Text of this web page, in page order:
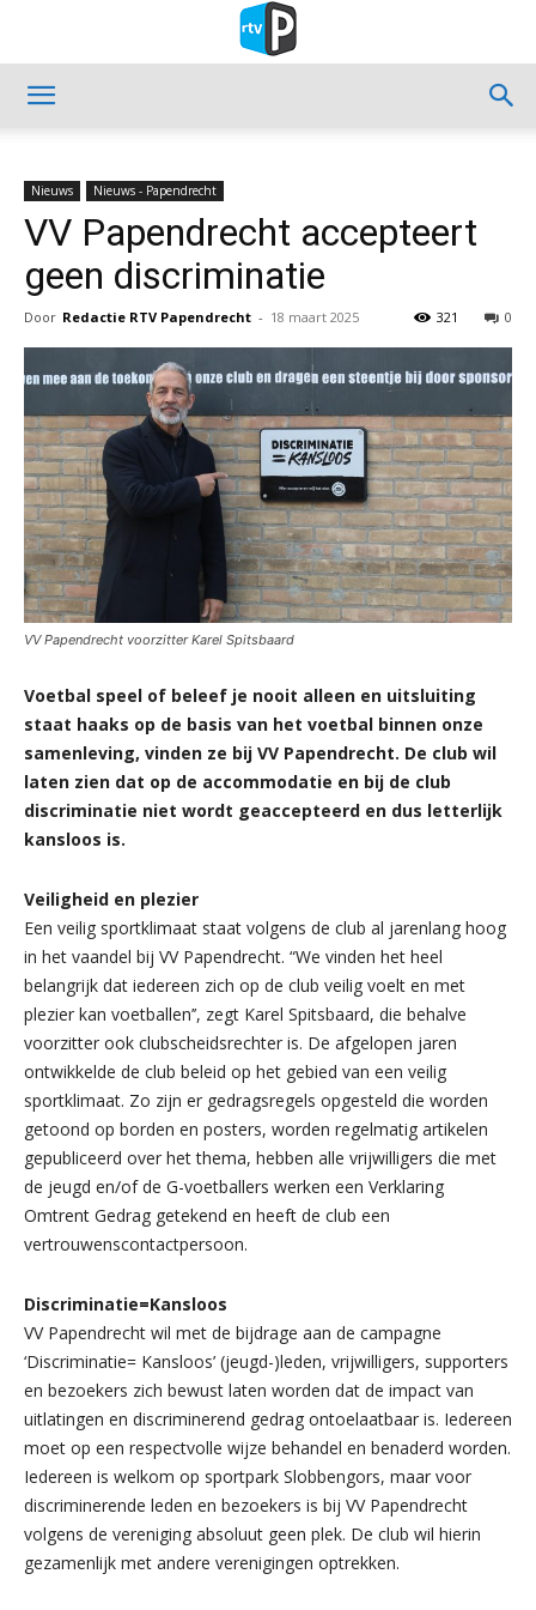
Nieuws Nieuws - Papendrecht
VV Papendrecht accepteert
geen discriminatie
Door Redactie RTV Papendrecht - 18 maart 2025 0
321
VV Papendrecht voorzitter Karel Spitsbaard
Voetbal speel of beleef je nooit alleen en uitsluiting
staat haaks op de basis van het voetbal binnen onze
samenleving, vinden ze bij VV Papendrecht. De club wil
laten zien dat op de accommodatie en bij de club
discriminatie niet wordt geaccepteerd en dus letterlijk
kansloos is.
Veiligheid en plezier
Een veilig sportklimaat staat volgens de club al jarenlang hoog
in het vaandel bij VV Papendrecht. “We vinden het heel
belangrijk dat iedereen zich op de club veilig voelt en met
plezier kan voetballen’’, zegt Karel Spitsbaard, die behalve
voorzitter ook clubscheidsrechter is. De afgelopen jaren
ontwikkelde de club beleid op het gebied van een veilig
sportklimaat. Zo zijn er gedragsregels opgesteld die worden
getoond op borden en posters, worden regelmatig artikelen
gepubliceerd over het thema, hebben alle vrijwilligers die met
de jeugd en/of de G-voetballers werken een Verklaring
Omtrent Gedrag getekend en heeft de club een
vertrouwenscontactpersoon.
Discriminatie=Kansloos
VV Papendrecht wil met de bijdrage aan de campagne
‘Discriminatie= Kansloos’ (jeugd-)leden, vrijwilligers, supporters
en bezoekers zich bewust laten worden dat de impact van
uitlatingen en discriminerend gedrag ontoelaatbaar is. Iedereen
moet op een respectvolle wijze behandel en benaderd worden.
Iedereen is welkom op sportpark Slobbengors, maar voor
discriminerende leden en bezoekers is bij VV Papendrecht
volgens de vereniging absoluut geen plek. De club wil hierin
gezamenlijk met andere verenigingen optrekken.